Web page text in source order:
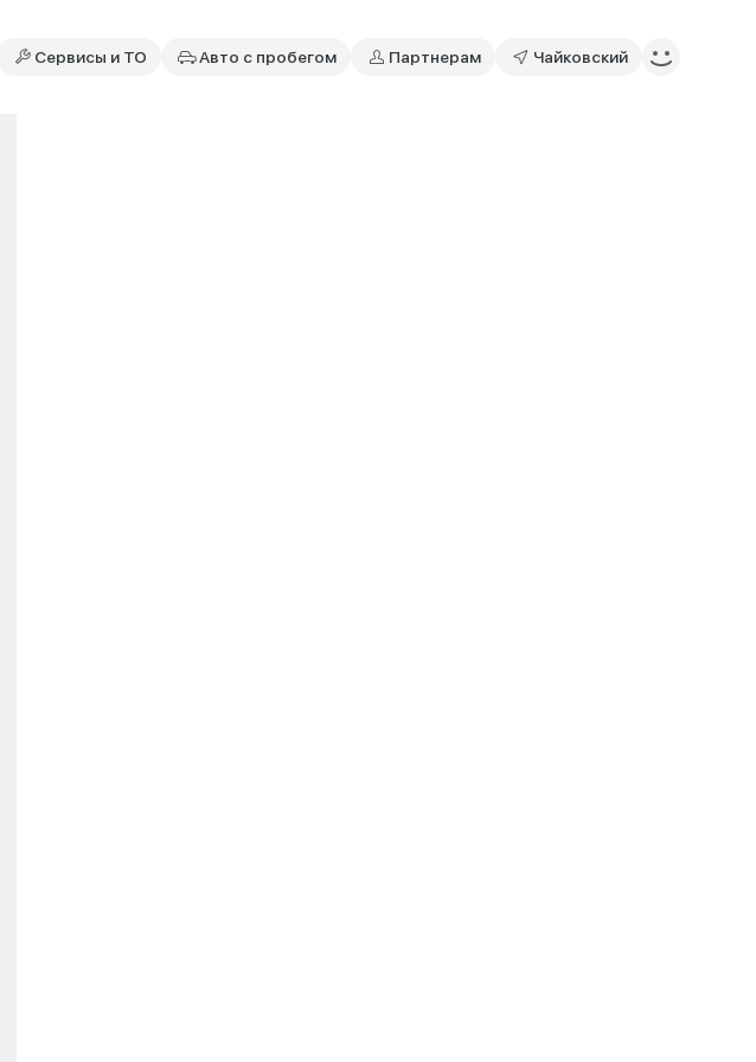
Сервисы и ТО Авто с пробегом Партнерам Чайковский